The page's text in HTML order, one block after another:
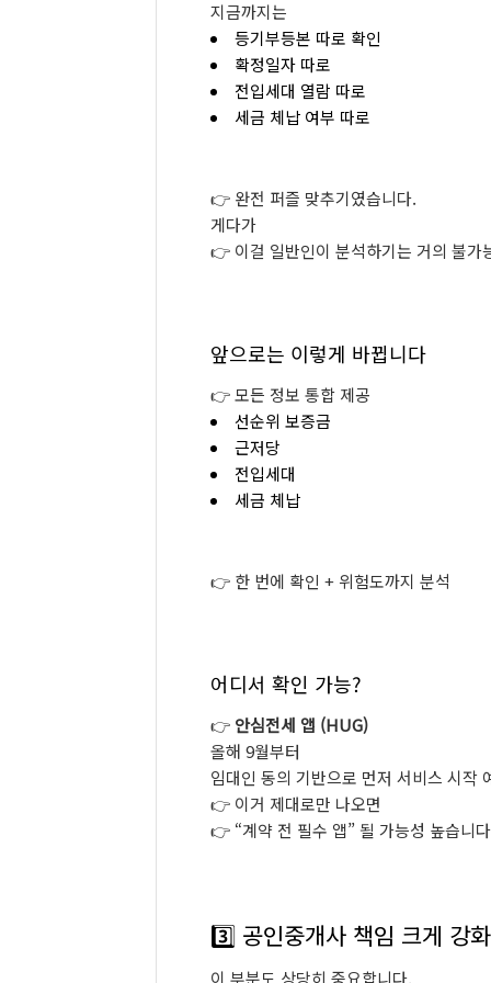
지금까지는
등기부등본 따로 확인
확정일자 따로
전입세대 열람 따로
세금 체납 여부 따로
👉 완전 퍼즐 맞추기였습니다.
게다가
👉 이걸 일반인이 분석하기는 거의 불가
앞으로는 이렇게 바뀝니다
👉모든 정보 통합 제공
선순위 보증금
근저당
전입세대
세금 체납
👉 한 번에 확인 + 위험도까지 분석
어디서 확인 가능?
👉 안심전세 앱 (HUG)
올해 9월부터
임대인 동의 기반으로 먼저 서비스 시작
👉 이거 제대로만 나오면
👉 “계약 전 필수 앱” 될 가능성 높습니
3️⃣ 공인중개사 책임 크게 강화
이 부분도 상당히 중요합니다.